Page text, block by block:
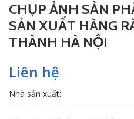
CHỤP ẢNH SẢN
SẢN XUẤT HÀNG
THÀNH HÀ NỘI
Liên hệ
Nhà sản xuất: